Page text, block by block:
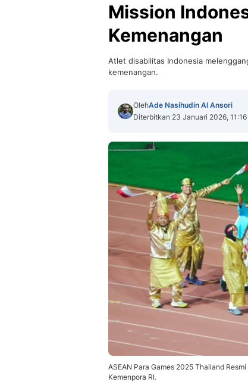
Mission
Kemenangan
Atlet disabilitas Indonesia
kemenangan.
OlehAde Nasihudin Al Ansori
Diterbitkan 23 Januari 2026, 11:16
ASEAN Para Games 2025 Thailand
Kemenpora RI.